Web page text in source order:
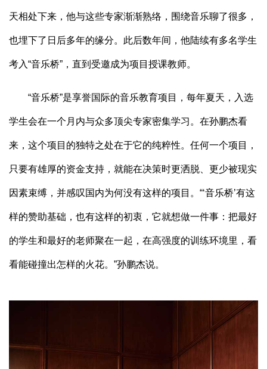
天相处下来，他与这些专家渐渐熟络，围绕音乐聊了很多，
也埋下了日后多年的缘分。此后数年间，他陆续有多名学生
考入“音乐桥”，直到受邀成为项目授课教师。
“音乐桥”是享誉国际的音乐教育项目，每年夏天，入选
学生会在一个月内与众多顶尖专家密集学习。在孙鹏杰看
来，这个项目的独特之处在于它的纯粹性。任何一个项目，
只要有雄厚的资金支持，就能在决策时更洒脱、更少被现实
因素束缚，并感叹国内为何没有这样的项目。“‘音乐桥’有这
样的赞助基础，也有这样的初衷，它就想做一件事：把最好
的学生和最好的老师聚在一起，在高强度的训练环境里，看
看能碰撞出怎样的火花。”孙鹏杰说。